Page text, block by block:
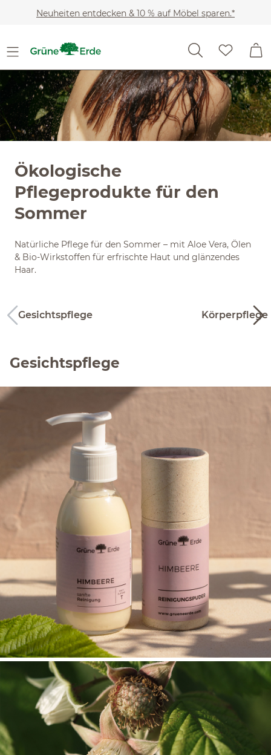
Zum Hauptinhalt springen
Neuheiten entdecken & 10 % auf Möbel sparen.*
Ökologische
Pflegeprodukte für den
Sommer
Natürliche Pflege für den Sommer – mit Aloe Vera, Ölen
& Bio-Wirkstoffen für erfrischte Haut und glänzendes
Haar.
Gesichtspflege Körperpflege
Gesichtspflege